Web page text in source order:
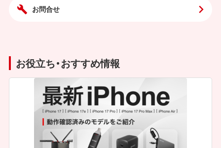
お問合せ
お役立ち・おすすめ情報